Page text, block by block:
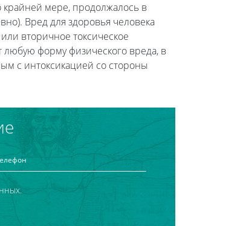
мере, продолжалось в
Вред для здоровья человека
вторичное токсическое
любую форму физического вреда, в
с интоксикацией со стороны